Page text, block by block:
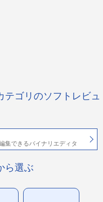
テゴリのソフトレビュ
集できるバイナリエディタ
ら選ぶ